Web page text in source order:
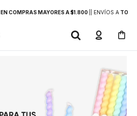
EN COMPRAS MAYORES A $1.800 | ENVÍOS ATODO